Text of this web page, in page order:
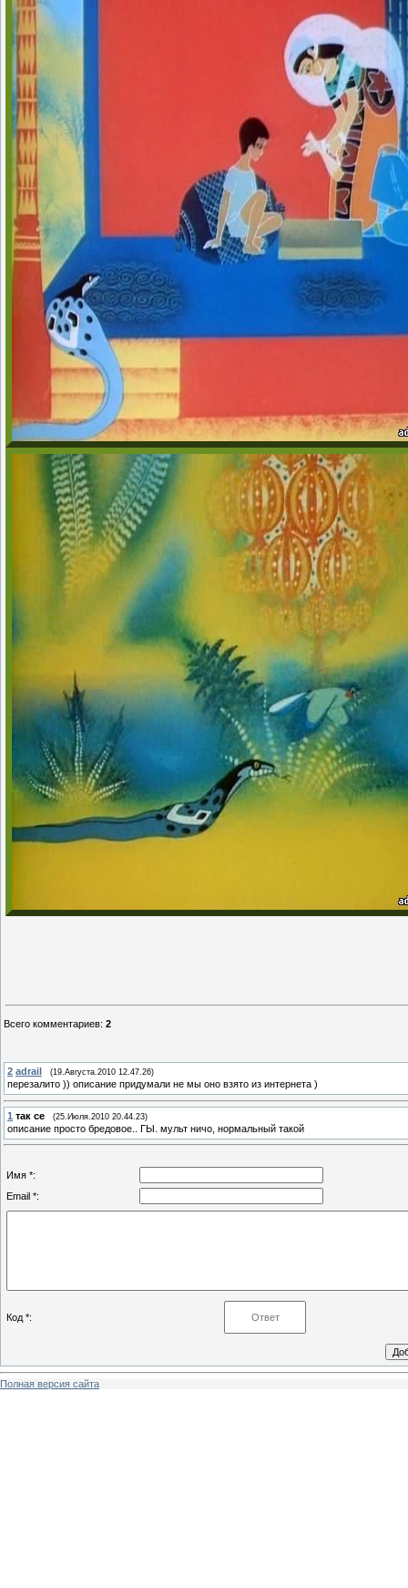
Всего комментариев: 2
2 adrail (19.Августа.2010 12.47.26)
перезалито )) описание придумали не мы оно взято из интернета )
1 так се (25.Июля.2010 20.44.23)
описание просто бредовое.. ГЫ. мульт ничо, нормальный такой
Имя *:
Email *:
Код *:
Полная версия сайта